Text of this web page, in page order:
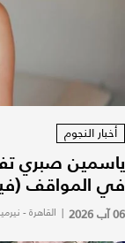
أخبار النجوم
ياسمين صبري
في المواقف
06 آب 2026 | القاهرة -